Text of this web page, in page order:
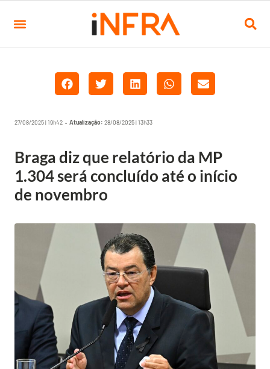
27/08/2025 | 19h42 • Atualização: 28/08/2025 | 13h33
Braga diz que relatório da MP
1.304 será concluído até o início
de novembro